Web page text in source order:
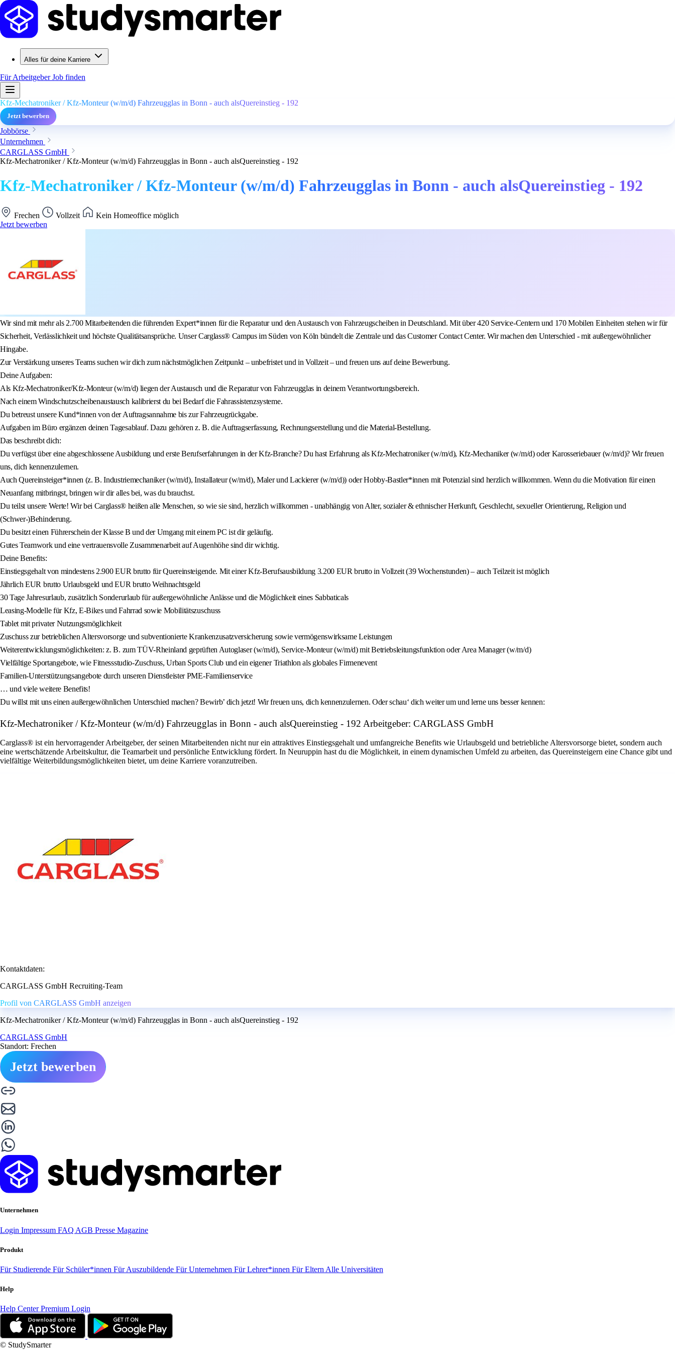
Alles für deine Karriere
Für ArbeitgeberJob finden
Kfz-Mechatroniker / Kfz-Monteur (w/m/d) Fahrzeugglas in Bonn - auch alsQuereinstieg - 192
Jetzt bewerben
Jobbörse
Unternehmen
CARGLASS GmbH
Kfz-Mechatroniker / Kfz-Monteur (w/m/d) Fahrzeugglas in Bonn - auch alsQuereinstieg - 192
Kfz-Mechatroniker / Kfz-Monteur (w/m/d) Fahrzeugglas in Bonn - auch alsQuereinstieg - 192
Frechen Vollzeit
Kein Homeoffice möglich
Jetzt bewerben
Wir sind mit mehr als 2.700 Mitarbeitenden die führenden Expert*innen für die Reparatur und den Austausch von Fahrzeugscheiben in Deutschland. Mit über 420 Service-Centern und 170 Mobilen Einheiten stehen wir für
Sicherheit, Verlässlichkeit und höchste Qualitätsansprüche. Unser Carglass® Campus im Süden von Köln bündelt die Zentrale und das Customer Contact Center. Wir machen den Unterschied - mit außergewöhnlicher
Hingabe.
Zur Verstärkung unseres Teams suchen wir dich zum nächstmöglichen Zeitpunkt – unbefristet und in Vollzeit – und freuen uns auf deine Bewerbung.
Deine Aufgaben:
Als Kfz-Mechatroniker/Kfz-Monteur (w/m/d) liegen der Austausch und die Reparatur von Fahrzeugglas in deinem Verantwortungsbereich.
Nach einem Windschutzscheibenaustausch kalibrierst du bei Bedarf die Fahrassistenzsysteme.
Du betreust unsere Kund*innen von der Auftragsannahme bis zur Fahrzeugrückgabe.
Aufgaben im Büro ergänzen deinen Tagesablauf. Dazu gehören z. B. die Auftragserfassung, Rechnungserstellung und die Material-Bestellung.
Das beschreibt dich:
Du verfügst über eine abgeschlossene Ausbildung und erste Berufserfahrungen in der Kfz-Branche? Du hast Erfahrung als Kfz-Mechatroniker (w/m/d), Kfz-Mechaniker (w/m/d) oder Karosseriebauer (w/m/d)? Wir freuen
uns, dich kennenzulernen.
Auch Quereinsteiger*innen (z. B. Industriemechaniker (w/m/d), Installateur (w/m/d), Maler und Lackierer (w/m/d)) oder Hobby-Bastler*innen mit Potenzial sind herzlich willkommen. Wenn du die Motivation für einen
Neuanfang mitbringst, bringen wir dir alles bei, was du brauchst.
Du teilst unsere Werte! Wir bei Carglass® heißen alle Menschen, so wie sie sind, herzlich willkommen - unabhängig von Alter, sozialer & ethnischer Herkunft, Geschlecht, sexueller Orientierung, Religion und
(Schwer-)Behinderung.
Du besitzt einen Führerschein der Klasse B und der Umgang mit einem PC ist dir geläufig.
Gutes Teamwork und eine vertrauensvolle Zusammenarbeit auf Augenhöhe sind dir wichtig.
Deine Benefits:
Einstiegsgehalt von mindestens 2.900 EUR brutto für Quereinsteigende. Mit einer Kfz-Berufsausbildung 3.200 EUR brutto in Vollzeit (39 Wochenstunden) – auch Teilzeit ist möglich
Jährlich EUR brutto Urlaubsgeld und EUR brutto Weihnachtsgeld
30 Tage Jahresurlaub, zusätzlich Sonderurlaub für außergewöhnliche Anlässe und die Möglichkeit eines Sabbaticals
Leasing-Modelle für Kfz, E-Bikes und Fahrrad sowie Mobilitätszuschuss
Tablet mit privater Nutzungsmöglichkeit
Zuschuss zur betrieblichen Altersvorsorge und subventionierte Krankenzusatzversicherung sowie vermögenswirksame Leistungen
Weiterentwicklungsmöglichkeiten: z. B. zum TÜV-Rheinland geprüften Autoglaser (w/m/d), Service-Monteur (w/m/d) mit Betriebsleitungsfunktion oder Area Manager (w/m/d)
Vielfältige Sportangebote, wie Fitnessstudio-Zuschuss, Urban Sports Club und ein eigener Triathlon als globales Firmenevent
Familien-Unterstützungsangebote durch unseren Dienstleister PME-Familienservice
… und viele weitere Benefits!
Du willst mit uns einen außergewöhnlichen Unterschied machen? Bewirb’ dich jetzt! Wir freuen uns, dich kennenzulernen. Oder schau‘ dich weiter um und lerne uns besser kennen:
Kfz-Mechatroniker / Kfz-Monteur (w/m/d) Fahrzeugglas in Bonn - auch alsQuereinstieg - 192 Arbeitgeber: CARGLASS GmbH
Carglass® ist ein hervorragender Arbeitgeber, der seinen Mitarbeitenden nicht nur ein attraktives Einstiegsgehalt und umfangreiche Benefits wie Urlaubsgeld und betriebliche Altersvorsorge bietet, sondern auch
eine wertschätzende Arbeitskultur, die Teamarbeit und persönliche Entwicklung fördert. In Neuruppin hast du die Möglichkeit, in einem dynamischen Umfeld zu arbeiten, das Quereinsteigern eine Chance gibt und
vielfältige Weiterbildungsmöglichkeiten bietet, um deine Karriere voranzutreiben.
Kontaktdaten:
CARGLASS GmbH Recruiting-Team
Profil von CARGLASS GmbH anzeigen
Kfz-Mechatroniker / Kfz-Monteur (w/m/d) Fahrzeugglas in Bonn - auch alsQuereinstieg - 192
CARGLASS GmbH
Standort: Frechen
Jetzt bewerben
Unternehmen
Login Impressum FAQ AGB Presse Magazine
Produkt
Für Studierende Für Schüler*innen Für Auszubildende Für Unternehmen Für Lehrer*innen Für Eltern Alle Universitäten
Help
Help CenterPremium Login
© StudySmarter